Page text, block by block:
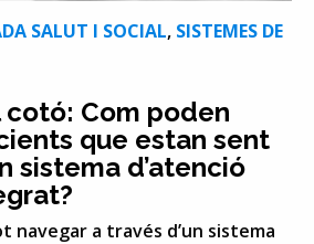
SALUT I SOCIAL, SISTEMES DE
cotó: Com poden
que estan sent
sistema d’atenció
navegar a través d’un sistema